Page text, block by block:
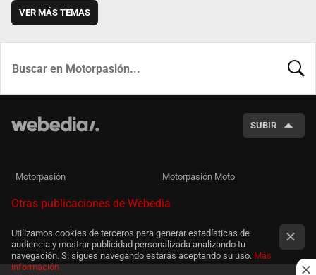
VER MÁS TEMAS
SUBIR
Motorpasión Motorpasión Moto
Otras publicaciones de Webedia
Utilizamos cookies de terceros para generar estadísticas de
audiencia y mostrar publicidad personalizada analizando tu
navegación. Si sigues navegando estarás aceptando su uso. Más
información